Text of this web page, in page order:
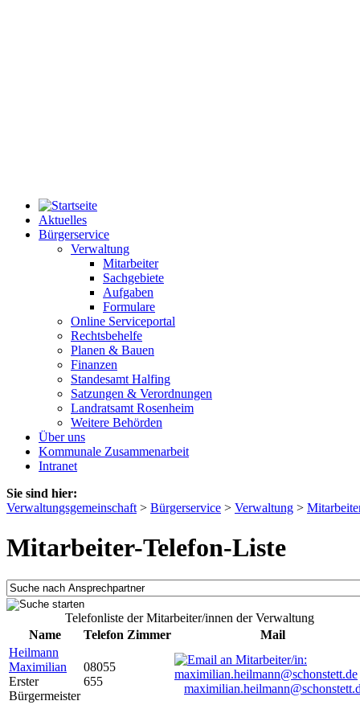
Aktuelles
Bürgerservice
Verwaltung
Mitarbeiter
Sachgebiete
Aufgaben
Formulare
Online Serviceportal
Rechtsbehelfe
Planen & Bauen
Finanzen
Standesamt Halfing
Satzungen & Verordnungen
Landratsamt Rosenheim
Weitere Behörden
Über uns
Kommunale Zusammenarbeit
Intranet
Sie sind hier:
Verwaltungsgemeinschaft > Bürgerservice > Verwaltung >
Mitarbeiter-Telefon-Liste
Telefonliste der Mitarbeiter/innen der Verwaltung
Name
Telefon Zimmer
Mail
Heilmann
Maximilian
Erster
Bürgermeister
08055
655